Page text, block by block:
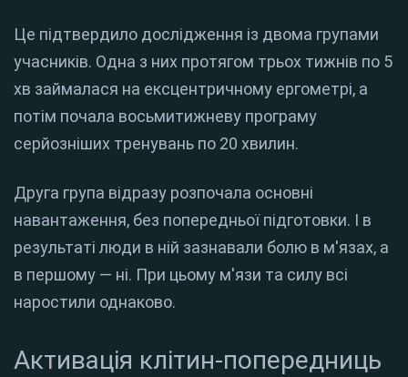
Це підтвердило дослідження із двома групами
учасників. Одна з них протягом трьох тижнів по 5
хв займалася на ексцентричному ергометрі, а
потім почала восьмитижневу програму
серйозніших тренувань по 20 хвилин.
Друга група відразу розпочала основні
навантаження, без попередньої підготовки. І в
результаті люди в ній зазнавали болю в м'язах, а
в першому — ні. При цьому м'язи та силу всі
наростили однаково.
Активація клітин-попередниць